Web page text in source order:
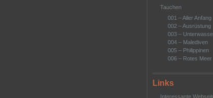
Tauchen
001 – Aller Anfang
002 – Ausrüstung
003 –
004 – Malediven
005 – Philippinen
006 – Rotes Meer
Links
Interessante